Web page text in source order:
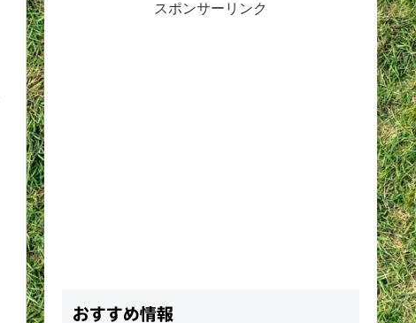
スポンサーリンク
おすすめ情報